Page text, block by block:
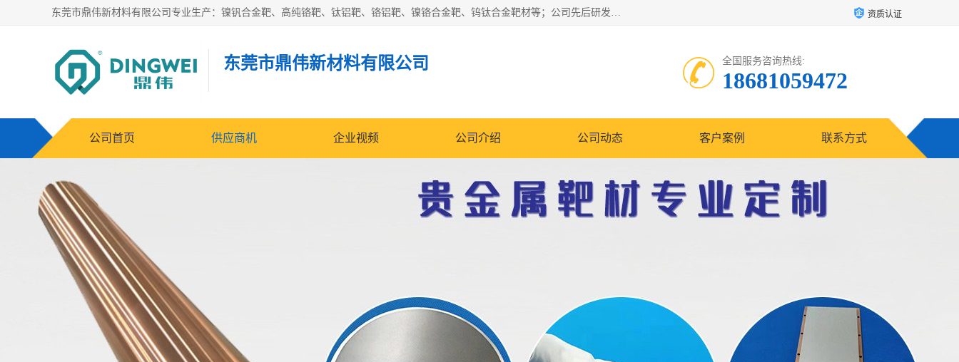
东莞市鼎伟新材料有限公司专业生产：镍钒合金靶、高纯铬靶、钛铝靶、铬铝靶、镍铬合金靶、钨钛合金靶材等；公司先后研发的蒸发材料、溅射靶材系列产品广泛应用到国内外众多知名电子、太阳能企业当中，以较高的性价比，成功发替代了国外进口产品，颇受用户好评。 资质认证
东莞市鼎伟新材料有限公司 全国服务咨询热线:
18681059472
公司首页 供应商机 企业视频 公司介绍 公司动态 客户案例 联系方式